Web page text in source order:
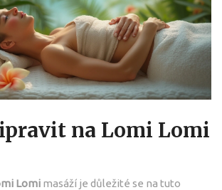
na Lomi Lomi
Lomi masáží je důležité se na tuto